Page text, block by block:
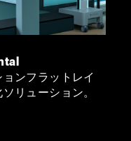
ンフラットレイ
リューション。